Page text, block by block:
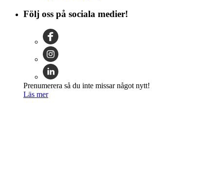
Följ oss på sociala medier!
Prenumerera så du inte missar något nytt!
Läs mer